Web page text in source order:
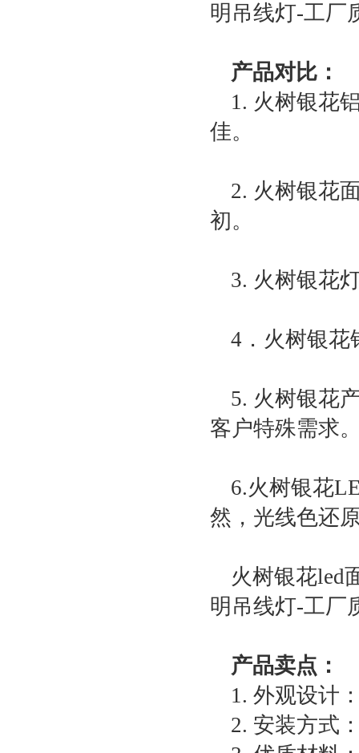
明吊线灯-工厂
产品对比：
1. 火树银花
佳。
2. 火树银花
初。
3. 火树银花
4．火树银花
5. 火树银花
客户特殊需求
6.火树银花
然，光线色还
火树银花led
明吊线灯-工厂
产品卖点：
1. 外观设计
2. 安装方式